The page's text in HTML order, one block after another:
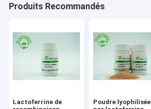
Produits Recommandés
Lactoferrine de
Poudre lyophilisée